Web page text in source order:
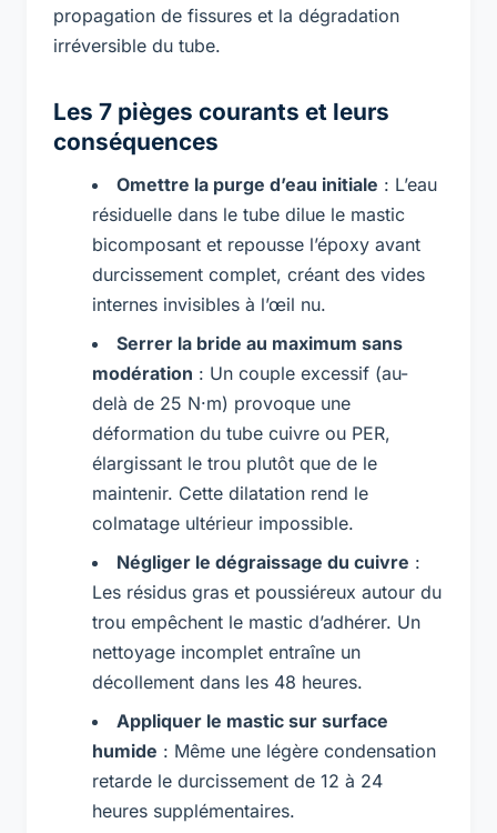
propagation de fissures et la dégradation
irréversible du tube.
Les 7 pièges courants et leurs
conséquences
Omettre la purge d’eau initiale : L’eau
résiduelle dans le tube dilue le mastic
bicomposant et repousse l’époxy avant
durcissement complet, créant des vides
internes invisibles à l’œil nu.
Serrer la bride au maximum sans
modération : Un couple excessif (au-
delà de 25 N·m) provoque une
déformation du tube cuivre ou PER,
élargissant le trou plutôt que de le
maintenir. Cette dilatation rend le
colmatage ultérieur impossible.
Négliger le dégraissage du cuivre :
Les résidus gras et poussiéreux autour du
trou empêchent le mastic d’adhérer. Un
nettoyage incomplet entraîne un
décollement dans les 48 heures.
Appliquer le mastic sur surface
humide : Même une légère condensation
retarde le durcissement de 12 à 24
heures supplémentaires.